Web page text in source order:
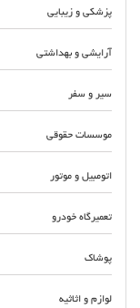
پزشکی و زیبایی
آرایشی و بهداشتی
سیر و سفر
موسسات حقوقی
اتومبیل و موتور
تعمیرگاه خودرو
پوشاک
لوازم و اثاثیه